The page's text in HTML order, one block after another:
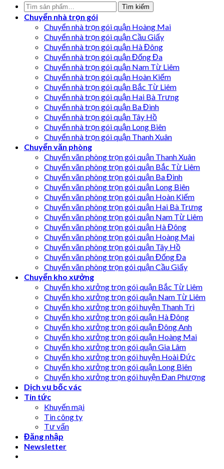
Tìm
kiếm:
Tìm kiếm
Chuyển nhà trọn gói
Chuyển nhà trọn gói quận Hoàng Mai
Chuyển nhà trọn gói quận Cầu Giấy
Chuyển nhà trọn gói quận Hà Đông
Chuyển nhà trọn gói quận Đống Đa
Chuyển nhà trọn gói quận Nam Từ Liêm
Chuyển nhà trọn gói quận Hoàn Kiếm
Chuyển nhà trọn gói quận Bắc Từ Liêm
Chuyển nhà trọn gói quận Hai Bà Trưng
Chuyển nhà trọn gói quận Ba Đình
Chuyển nhà trọn gói quận Tây Hồ
Chuyển nhà trọn gói quận Long Biên
Chuyển nhà trọn gói quận Thanh Xuân
Chuyển văn phòng
Chuyển văn phòng trọn gói quận Thanh Xuân
Chuyển văn phòng trọn gói quận Bắc Từ Liêm
Chuyển văn phòng trọn gói quận Ba Đình
Chuyển văn phòng trọn gói quận Long Biên
Chuyển văn phòng trọn gói quận Hoàn Kiếm
Chuyển văn phòng trọn gói quận Hai Bà Trưng
Chuyển văn phòng trọn gói quận Nam Từ Liêm
Chuyển văn phòng trọn gói quận Hà Đông
Chuyển văn phòng trọn gói quận Hoàng Mai
Chuyển văn phòng trọn gói quận Tây Hồ
Chuyển văn phòng trọn gói quận Đống Đa
Chuyển văn phòng trọn gói quận Cầu Giấy
Chuyển kho xưởng
Chuyển kho xưởng trọn gói quận Bắc Từ Liêm
Chuyển kho xưởng trọn gói quận Nam Từ Liêm
Chuyển kho xưởng trọn gói huyện Thanh Trì
Chuyển kho xưởng trọn gói quận Hà Đông
Chuyển kho xưởng trọn gói quận Đông Anh
Chuyển kho xưởng trọn gói quận Hoàng Mai
Chuyển kho xưởng trọn gói quận Gia Lâm
Chuyển kho xưởng trọn gói huyện Hoài Đức
Chuyển kho xưởng trọn gói quận Long Biên
Chuyển kho xưởng trọn gói huyện Đan Phượng
Dịch vụ bốc vác
Tin tức
Khuyến mại
Tin công ty
Tư vấn
Đăng nhập
Newsletter